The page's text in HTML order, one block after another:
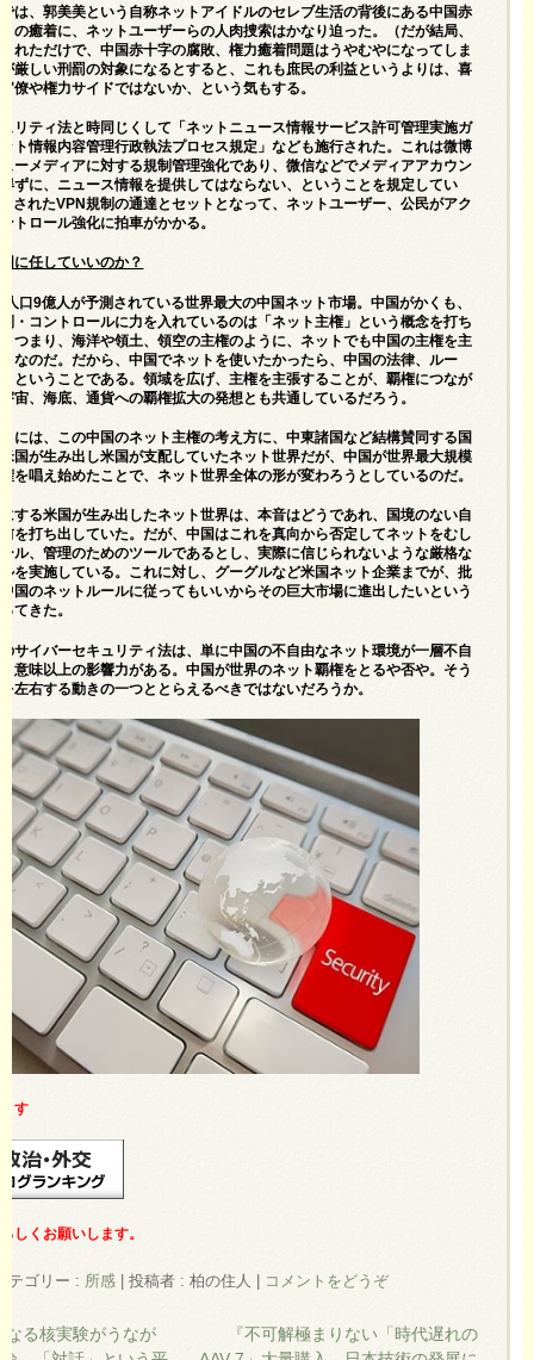
は、郭美美という自称ネットアイドルのセレブ生活の背後にある中国赤
の癒着に、ネットユーザーらの人肉捜索はかなり迫った。（だが結局、
れただけで、中国赤十字の腐敗、権力癒着問題はうやむやになってしま
厳しい刑罰の対象になるとすると、これも庶民の利益というよりは、喜
僚や権力サイドではないか、という気もする。
リティ法と時同じくして「ネットニュース情報サービス許可管理実施ガ
ト情報内容管理行政執法プロセス規定」なども施行された。これは微博
ーメディアに対する規制管理強化であり、微信などでメディアアカウン
ずに、ニュース情報を提供してはならない、ということを規定してい
されたVPN規制の通達とセットとなって、ネットユーザー、公民がアク
トロール強化に拍車がかかる。
に任していいのか？
口9億人が予測されている世界最大の中国ネット市場。中国がかくも、
・コントロールに力を入れているのは「ネット主権」という概念を打ち
つまり、海洋や領土、領空の主権のように、ネットでも中国の主権を主
なのだ。だから、中国でネットを使いたかったら、中国の法律、ルー
ということである。領域を広げ、主権を主張することが、覇権につなが
宙、海底、通貨への覇権拡大の発想とも共通しているだろう。
には、この中国のネット主権の考え方に、中東諸国など結構賛同する国
国が生み出し米国が支配していたネット世界だが、中国が世界最大規模
を唱え始めたことで、ネット世界全体の形が変わろうとしているのだ。
する米国が生み出したネット世界は、本音はどうであれ、国境のない自
を打ち出していた。だが、中国はこれを真向から否定してネットをむし
ル、管理のためのツールであるとし、実際に信じられないような厳格な
を実施している。これに対し、グーグルなど米国ネット企業までが、批
国のネットルールに従ってもいいからその巨大市場に進出したいという
てきた。
サイバーセキュリティ法は、単に中国の不自由なネット環境が一層不自
意味以上の影響力がある。中国が世界のネット覇権をとるや否や。そう
左右する動きの一つととらえるべきではないだろうか。
す
しくお願いします。
テゴリー : 所感 | 投稿者 : 柏の住人 | コメントをどうぞ
る核実験がうなが
『不可解極まりない「時代遅れの